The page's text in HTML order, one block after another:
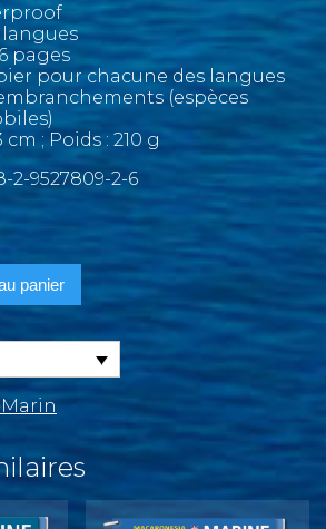
pages
pour chacune des langues
(espèces
cm ; Poids : 210 g
2-9527809-2-6
panier